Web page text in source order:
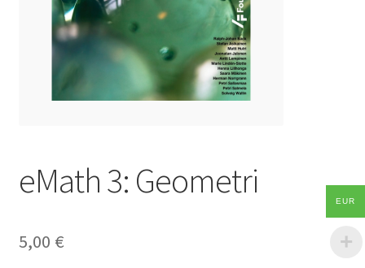
eMath 3: Geometri
5,00 €
EUR